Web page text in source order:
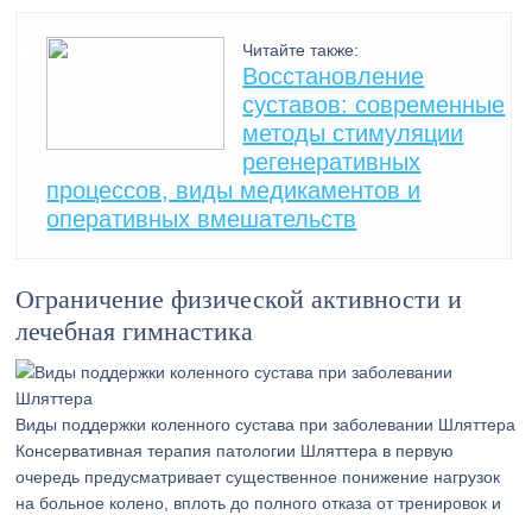
Читайте также:
Восстановление
суставов: современные
методы стимуляции
регенеративных
процессов, виды медикаментов и
оперативных вмешательств
Ограничение физической активности и
лечебная гимнастика
Виды поддержки коленного сустава при заболевании Шляттера
Консервативная терапия патологии Шляттера в первую
очередь предусматривает существенное понижение нагрузок
на больное колено, вплоть до полного отказа от тренировок и